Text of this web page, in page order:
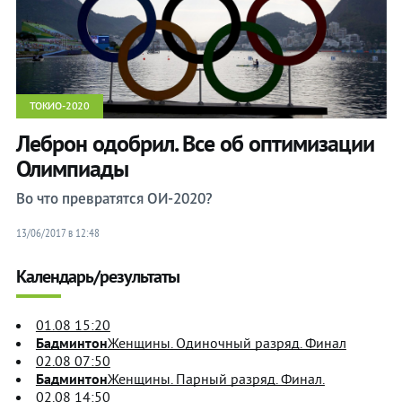
плавание
Скалолазание
Скейтбординг
Современное
пятиборье
Софтбол
Спортивная
гимнастика
Стрельба
Стрельба
Сёрфинг
Теннис
Триатлон
Тхэквондо
Тяжёлая
атлетика
ТОКИО-2020
Леброн одобрил. Все об оптимизации
Олимпиады
Во что превратятся ОИ-2020?
13/06/2017 в 12:48
Календарь/результаты
01.08 15:20
БадминтонЖенщины. Одиночный разряд. Финал
02.08 07:50
БадминтонЖенщины. Парный разряд. Финал.
02.08 14:50
плавание
Скалолазание
Скейтбординг
Современное
пятиборье
Софтбол
Спортивная
гимнастика
Стрельба
Стрельба
Сёрфинг
Теннис
Триатлон
Тхэквондо
Тяжёлая
атлетика